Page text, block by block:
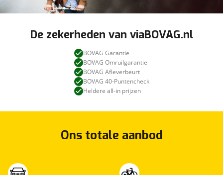
De zekerheden van viaBOVAG.nl
BOVAG Garantie
BOVAG Omruilgarantie
BOVAG Afleverbeurt
BOVAG 40-Puntencheck
Heldere all-in prijzen
Ons totale aanbod